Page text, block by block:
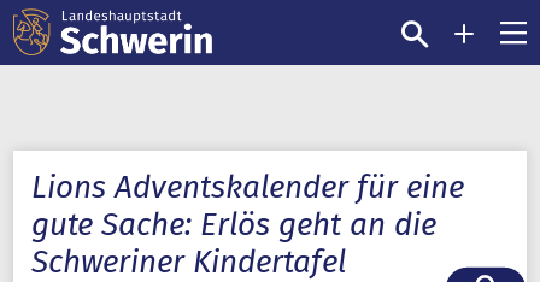
Lions Adventskalender für eine
gute Sache: Erlös geht an die
Schweriner Kindertafel